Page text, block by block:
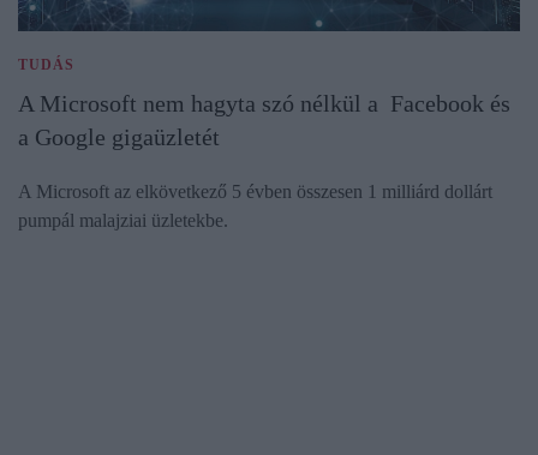
TUDÁS
A Microsoft nem hagyta szó nélkül a Facebook és
a Google gigaüzletét
A Microsoft az elkövetkező 5 évben összesen 1 milliárd dollárt
pumpál malajziai üzletekbe.